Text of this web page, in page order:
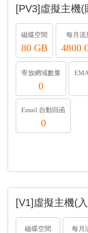
[PV3]虛擬主機(
磁碟空間
80 GB
每月流
4800
寄放網域數量
0
Email 自動回函
0
[V1]虛擬主機(
磁碟空間 每月